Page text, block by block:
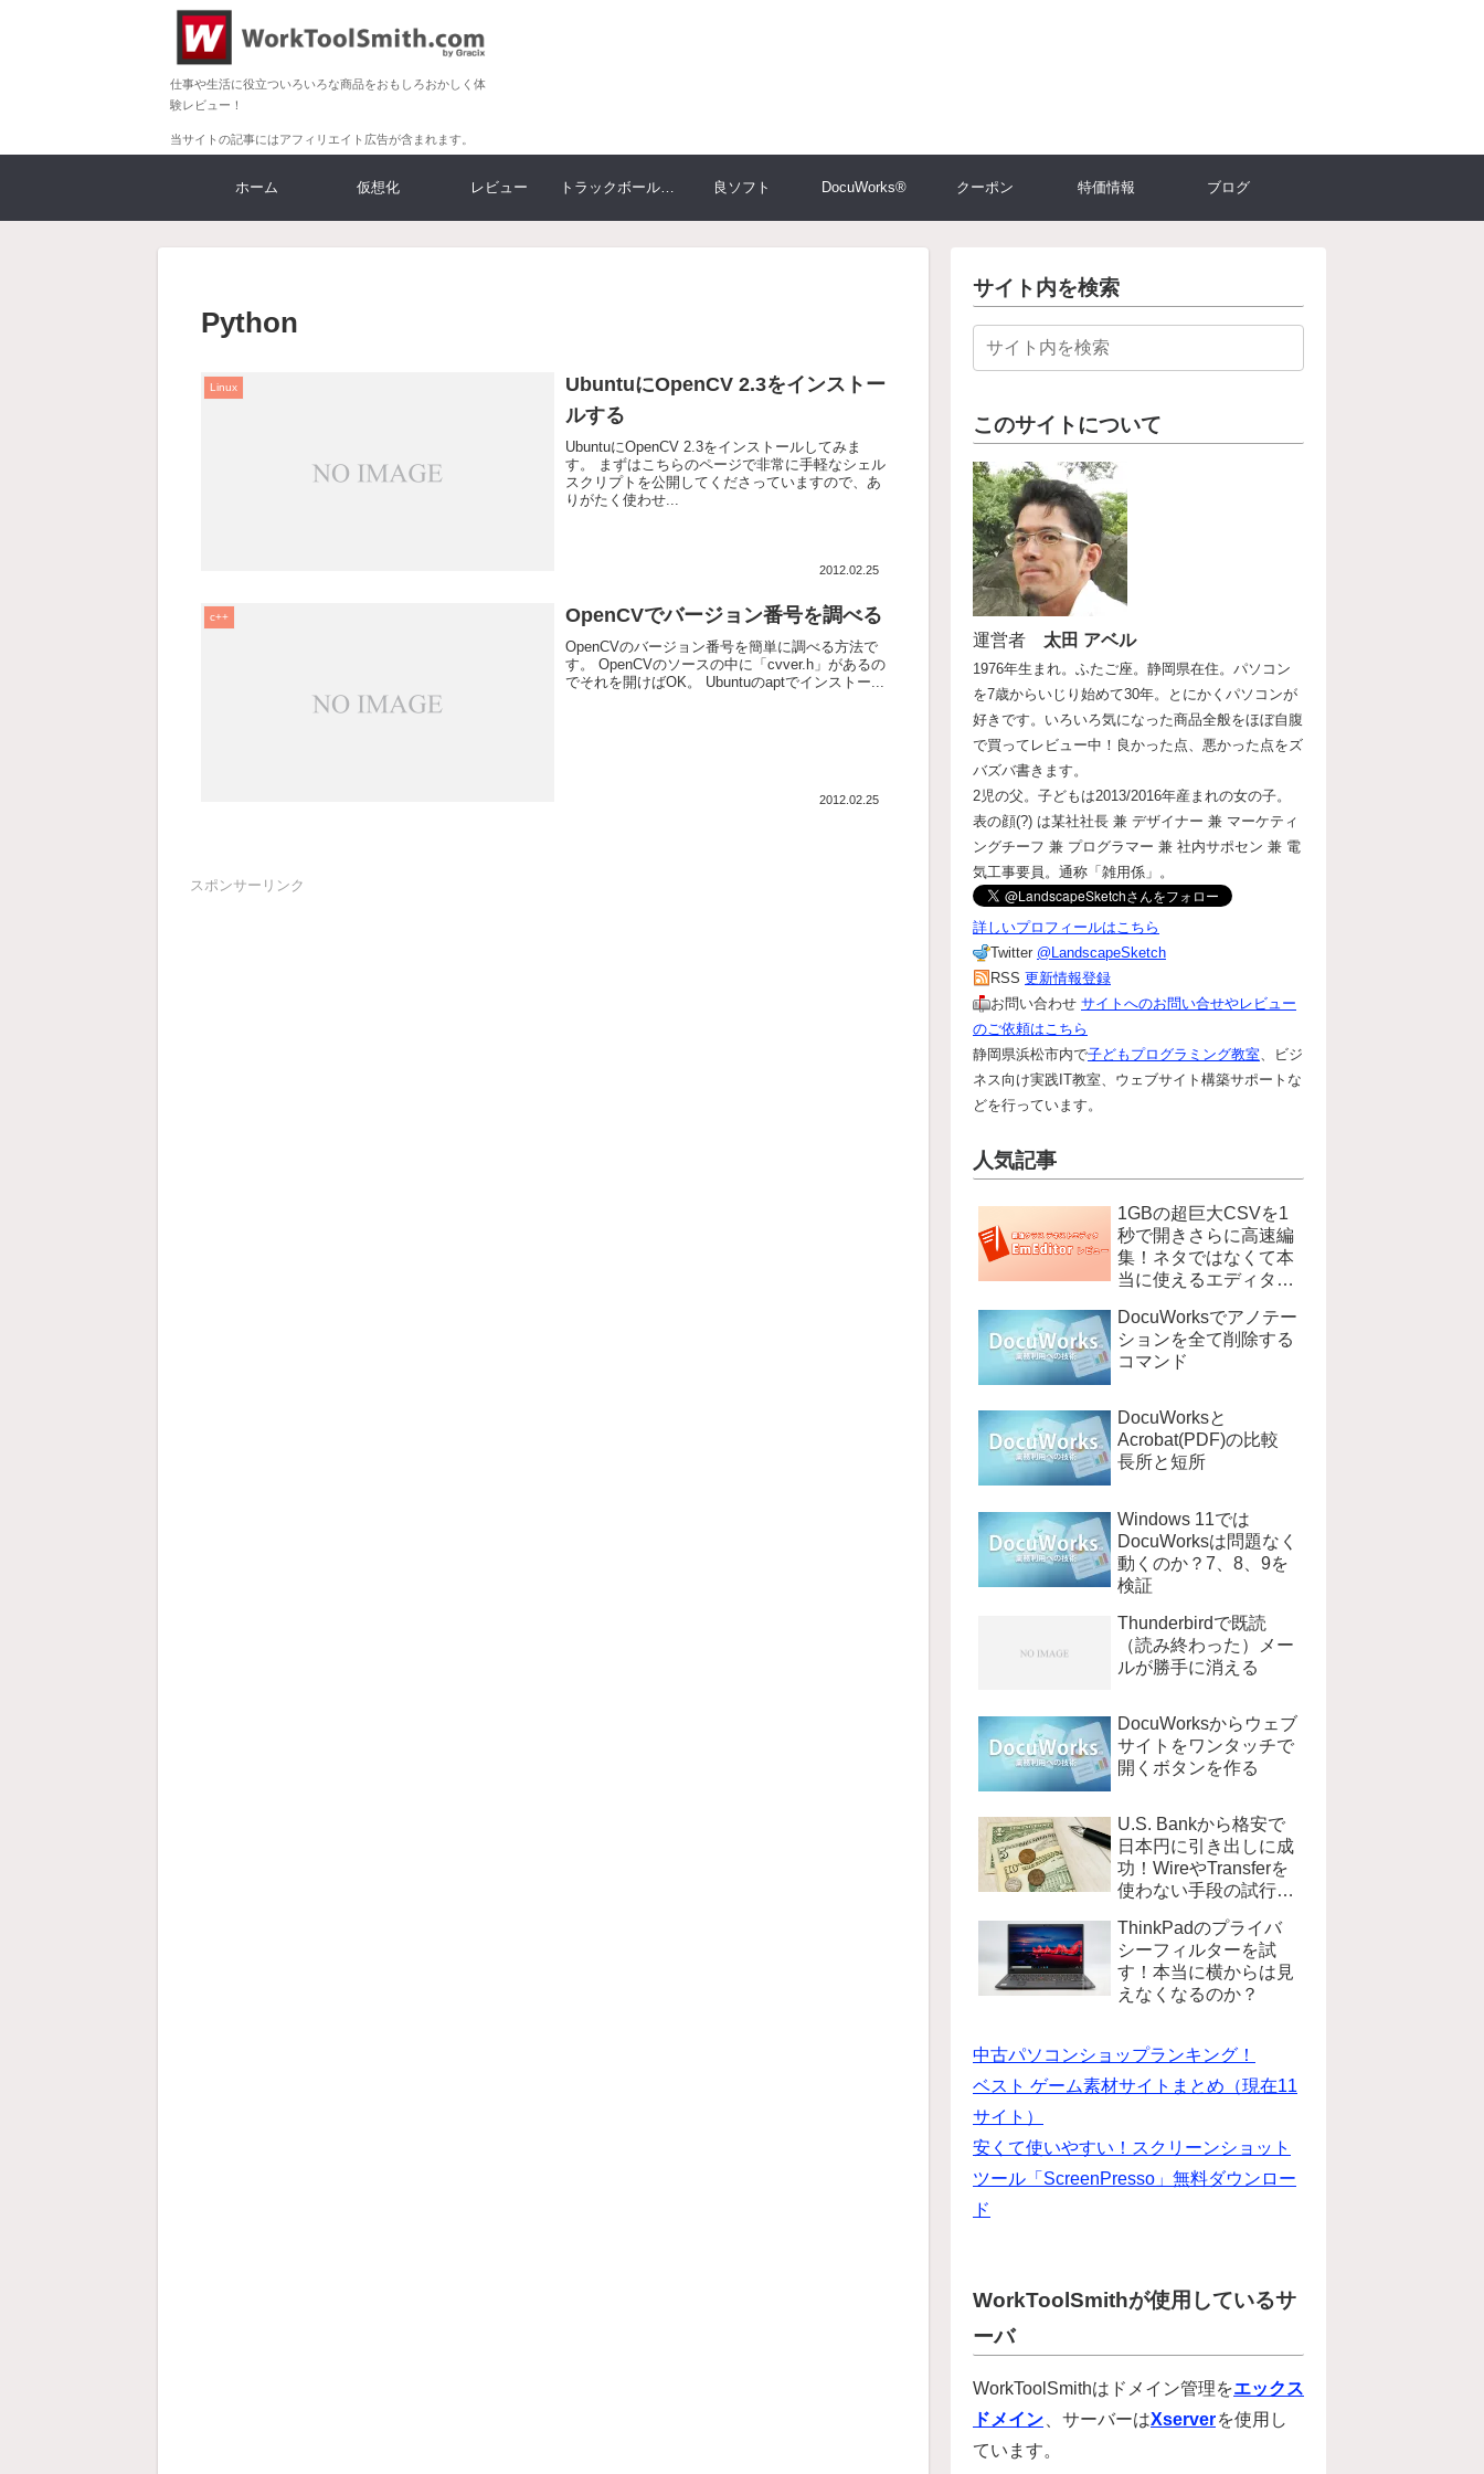
仕事や生活に役立ついろいろな商品をおもしろおかしく体
験レビュー！
当サイトの記事にはアフィリエイト広告が含まれます。
ホーム 仮想化 レビュー トラックボール大比較 良ソフト DocuWorks® クーポン 特価情報 ブログ
Python
Linux
UbuntuにOpenCV 2.3をインストー
ルする
UbuntuにOpenCV 2.3をインストールしてみま
す。 まずはこちらのページで非常に手軽なシェル
スクリプトを公開してくださっていますので、あ
りがたく使わせ...
2012.02.25
c++ OpenCVでバージョン番号を調べる
OpenCVのバージョン番号を簡単に調べる方法で
す。 OpenCVのソースの中に「cvver.h」があるの
でそれを開けばOK。 Ubuntuのaptでインストー...
2012.02.25
スポンサーリンク
サイト内を検索
このサイトについて
運営者 太田 アベル
1976年生まれ。ふたご座。静岡県在住。パソコン
を7歳からいじり始めて30年。とにかくパソコンが
好きです。いろいろ気になった商品全般をほぼ自腹
で買ってレビュー中！良かった点、悪かった点をズ
バズバ書きます。
2児の父。子どもは2013/2016年産まれの女の子。
表の顔(?) は某社社長 兼 デザイナー 兼 マーケティ
ングチーフ 兼 プログラマー 兼 社内サポセン 兼 電
気工事要員。通称「雑用係」。
詳しいプロフィールはこちら
Twitter @LandscapeSketch
RSS 更新情報登録
お問い合わせ サイトへのお問い合せやレビュー
のご依頼はこちら
静岡県浜松市内で子どもプログラミング教室 、ビジ
ネス向け実践IT教室、ウェブサイト構築サポートな
どを行っています。
人気記事
1GBの超巨大CSVを1
秒で開きさらに高速編
集！ネタではなくて本
当に使えるエディタ
DocuWorksでアノテー
ションを全て削除する
コマンド
DocuWorksと
Acrobat(PDF)の比較
長所と短所
Windows 11では
DocuWorksは問題なく
動くのか？7、8、9を
検証
Thunderbirdで既読
（読み終わった）メー
ルが勝手に消える
DocuWorksからウェブ
サイトをワンタッチで
開くボタンを作る
U.S. Bankから格安で
日本円に引き出しに成
功！WireやTransferを
使わない手段の試行錯
ThinkPadのプライバ
シーフィルターを試
す！本当に横からは見
えなくなるのか？
中古パソコンショップランキング！
ベスト ゲーム素材サイトまとめ（現在11
サイト）
安くて使いやすい！スクリーンショット
ツール「ScreenPresso」無料ダウンロー
ド
WorkToolSmithが使用しているサ
ーバ
WorkToolSmithはドメイン管理をエックス
ドメイン 、サーバーはXserverを使用し
ています。